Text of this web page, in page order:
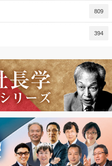
809
394